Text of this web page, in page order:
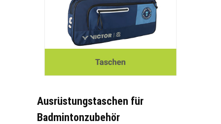
Ausrüstungstaschen für
Badmintonzubehör